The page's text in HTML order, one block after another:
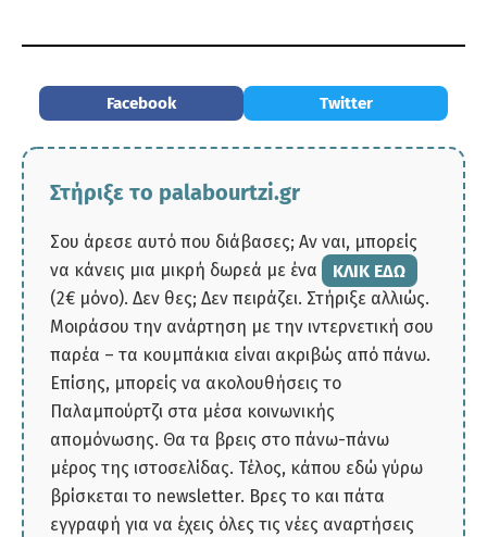
Facebook Twitter
Στήριξε το palabourtzi.gr
Σου άρεσε αυτό που διάβασες; Αν ναι, μπορείς
να κάνεις μια μικρή δωρεά με ένα
ΚΛΙΚ ΕΔΩ
(2€ μόνο). Δεν θες; Δεν πειράζει. Στήριξε αλλιώς.
Μοιράσου την ανάρτηση με την ιντερνετική σου
παρέα – τα κουμπάκια είναι ακριβώς από πάνω.
Επίσης, μπορείς να ακολουθήσεις το
Παλαμπούρτζι στα μέσα κοινωνικής
απομόνωσης. Θα τα βρεις στο πάνω-πάνω
μέρος της ιστοσελίδας. Τέλος, κάπου εδώ γύρω
βρίσκεται το newsletter. Βρες το και πάτα
εγγραφή για να έχεις όλες τις νέες αναρτήσεις